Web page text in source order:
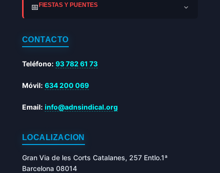
📅FIESTAS Y PUENTES
CONTACTO
Teléfono: 93 782 61 73
Móvil: 634 200 069
Email: info@adnsindical.org
LOCALIZACIÓN
Gran Via de les Corts Catalanes, 257 Entlo.1ª
Barcelona 08014